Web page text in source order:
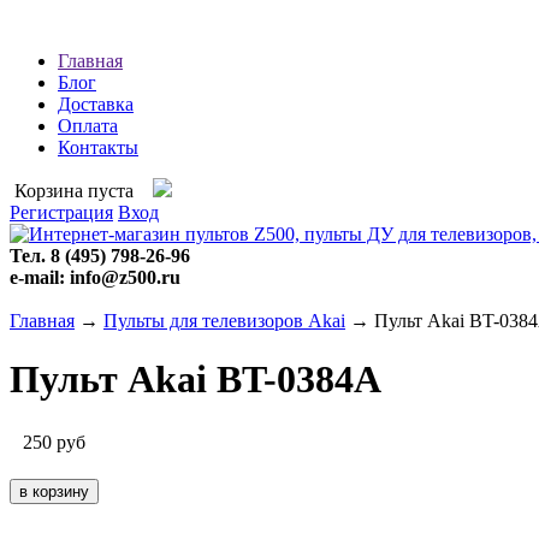
Главная
Блог
Доставка
Оплата
Контакты
Корзина пуста
Регистрация Вход
Тел. 8 (495) 798-26-96
e-mail: info@z500.ru
Главная → Пульты для телевизоров Akai → Пульт Akai BT-
Пульт Akai BT-0384A
250 руб